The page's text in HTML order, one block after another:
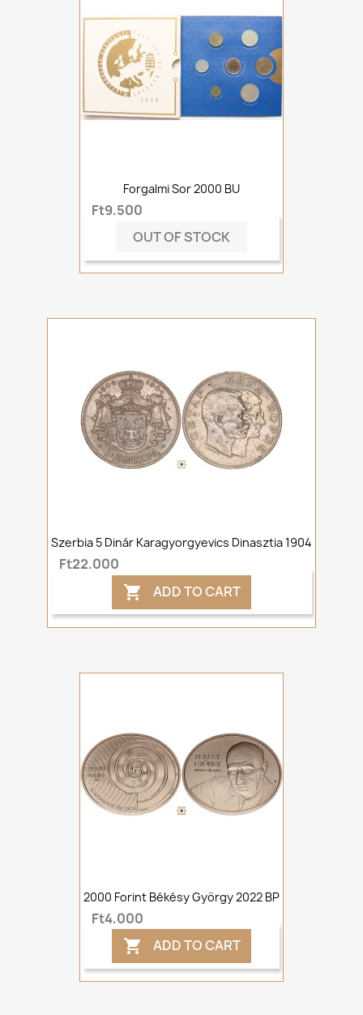
Forgalmi Sor 2000 BU
Ft9,500
OUT OF STOCK
Szerbia 5 Dinár Karagyorgyevics Dinasztia 1904
Ft22,000
 ADD TO CART
2000 Forint Békésy György 2022 BP
Ft4,000
 ADD TO CART